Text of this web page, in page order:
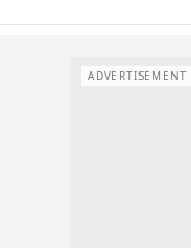
ADVERTISEMENT